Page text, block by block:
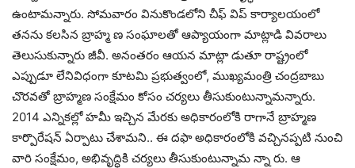
ఉంటామన్నారు. సోమవారం వినుకొండలోని చీఫ్ విప్ కార్యాలయంలో
తనను కలసిన బ్రాహ్మ ణ సంఘాలతో ఆప్యాయంగా మాట్లాడి వివరాలు
తెలుసుకున్నారు జీవీ. అనంతరం ఆయన మాట్లా డుతూ రాష్ట్రంలో
ఎప్పుడూ లేనివిధంగా కూటమి ప్రభుత్వంలో, ముఖ్యమంత్రి చంద్రబాబు
చొరవతో బ్రాహ్మణ సంక్షేమం కోసం చర్యలు తీసుకుంటున్నామన్నారు.
2014 ఎన్నికల్లో హమీ ఇచ్చిన మేరకు అధికారంలోకి రాగానే బ్రాహ్మణ
కార్పొరేషన్ ఏర్పాటు చేశామని.. ఈ దఫా అధికారంలోకి వచ్చినప్పటి నుంచి
వారి సంక్షేమం, అభివృద్ధికి చర్యలు తీసుకుంటున్నామ న్నా రు. ఆ